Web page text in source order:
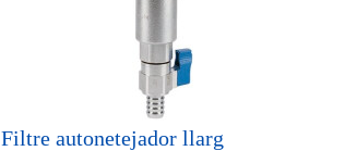
Filtre autonetejador llarg